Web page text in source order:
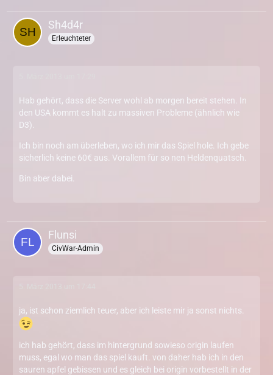
Sh4d4r
Erleuchteter
Hab gehört, dass die Server wohl ab morgen bereit stehen. In
den USA kommt es halt zu massiven Probleme (ähnlich wie
D3).
Ich bin noch am überleben, wo ich mir das Spiel hole. Ich gebe
sicherlich keine 60€ aus. Vorallem für so nen Heldenquatsch.
Bin aber dabei.
Flunsi
CivWar-Admin
ja, ist schon ziemlich teuer, aber ich leiste mir ja sonst nichts.
ich hab gehört, dass im hintergrund sowieso origin laufen
muss, egal wo man das spiel kauft. von daher hab ich in den
sauren apfel gebissen und es gleich bei origin vorbestellt in der